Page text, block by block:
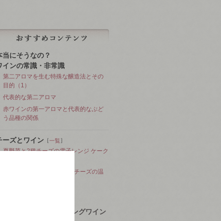
当にそうなの？
インの常識・非常識
第二アロマを生む特殊な醸造法とその
目的（1）
代表的な第二アロマ
赤ワインの第一アロマと代表的なぶど
う品種の関係
ーズとワイン ［一覧］
夏野菜と2種チーズの電子レンジ ケーク
そら豆と新じゃがとフェタチーズの温
ャンパン・スパークリングワイン